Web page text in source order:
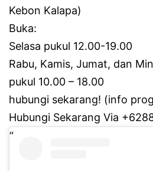
Kebon Kalapa)
Buka:
Selasa pukul 12.00-19.00
Rabu, Kamis, Jumat, dan
pukul 10.00 – 18.00
hubungi sekarang! (info
Hubungi Sekarang Via